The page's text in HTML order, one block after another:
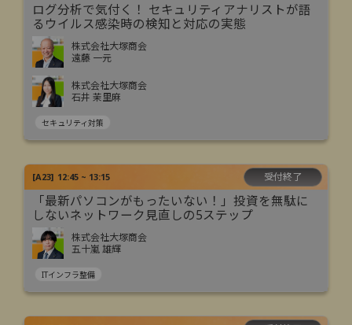
ログ分析で気付く！ セキュリティアナリストが語
るウイルス感染時の検知と対応の実態
株式会社大塚商会
遠藤 一元
株式会社大塚商会
石井 茉里麻
セキュリティ対策
[A23] 12:45 ~ 13:15 受付終了
「最新パソコンがもったいない！」投資を無駄に
しないネットワーク見直しの5ステップ
株式会社大塚商会
五十嵐 雄輝
ITインフラ整備